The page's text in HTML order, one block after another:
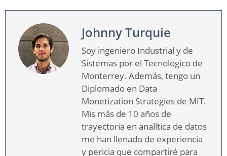
Johnny Turquie
Soy ingeniero Industrial y de
Sistemas por el Tecnologico de
Monterrey. Además, tengo un
Diplomado en Data
Monetization Strategies de MIT.
Mis más de 10 años de
trayectoria en analítica de datos
me han llenado de experiencia
y pericia que compartiré para